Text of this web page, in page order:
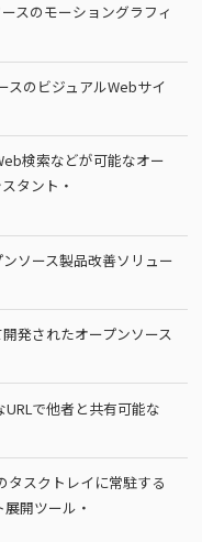
スのモーショングラフィ
スのビジュアルWebサイ
検索などが可能なオー
タント・
ソース製品改善ソリュー
発されたオープンソース
で他者と共有可能な
タスクトレイに常駐する
開ツール・